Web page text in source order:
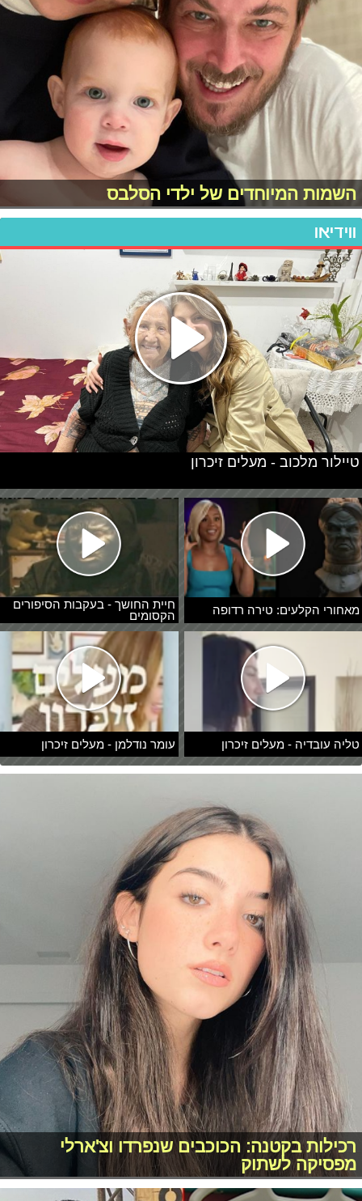
השמות המיוחדים של ילדי הסלבס
ווידיאו
מאחורי הקלעים: טירה רדופה
חיית החושך - בעקבות הסיפורים
הקסומים
טליה עובדיה - מעלים זיכרון עומר נודלמן - מעלים זיכרון
טיילור מלכוב - מעלים זיכרון
רכילות בקטנה: הכוכבים שנפרדו וצ'ארלי
מפסיקה לשתוק